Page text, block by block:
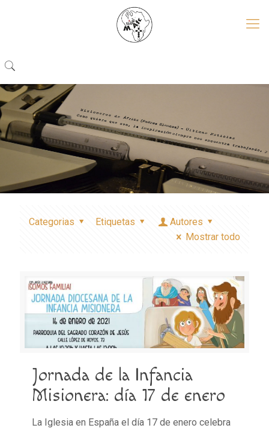
Categorias Etiquetas
Autores
Mostrar todo
Jornada de la Infancia
Misionera: día 17 de enero
La Iglesia en España el día 17 de enero celebra